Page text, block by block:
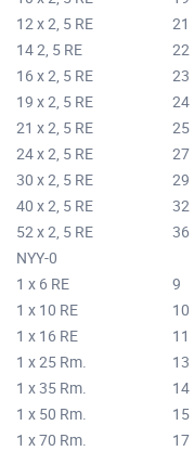
12 x 2, 5 RE
21
14 2, 5 RE
22
16 x 2, 5 RE
23
19 x 2, 5 RE
24
21 x 2, 5 RE
25
24 x 2, 5 RE
27
30 x 2, 5 RE
29
40 x 2, 5 RE
32
52 x 2, 5 RE
36
NYY-0
1 x 6 RE
9
1 x 10 RE
10
1 x 16 RE
11
1 x 25 Rm.
13
1 x 35 Rm.
14
1 x 50 Rm.
15
1 x 70 Rm.
17